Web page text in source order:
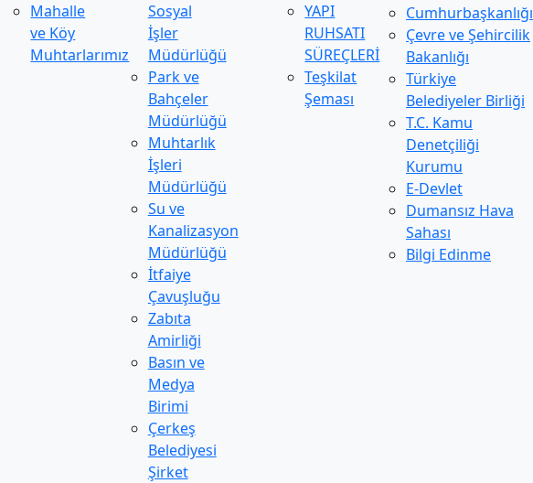
Mahalle
ve Köy
Muhtarlarımız
Sosyal
İşler
Müdürlüğü
Park ve
Bahçeler
Müdürlüğü
Muhtarlık
İşleri
Müdürlüğü
Su ve
Kanalizasyon
Müdürlüğü
İtfaiye
Çavuşluğu
Zabıta
Amirliği
Basın ve
Medya
Birimi
Çerkeş
Belediyesi
Şirket
YAPI
RUHSATI
SÜREÇLERİ
Teşkilat
Şeması
Cumhurbaşkanlığı
Çevre ve Şehircilik
Bakanlığı
Türkiye
Belediyeler Birliği
T.C. Kamu
Denetçiliği
Kurumu
E-Devlet
Dumansız Hava
Sahası
Bilgi Edinme